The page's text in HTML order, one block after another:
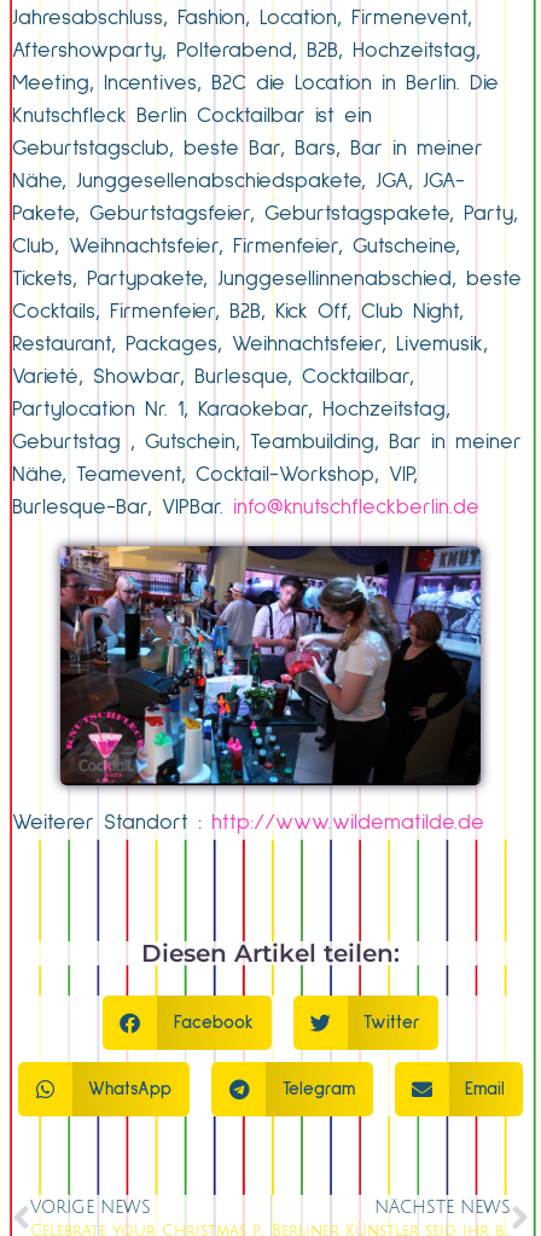
Jahresabschluss, Fashion, Location, Firmenevent,
Aftershowparty, Polterabend, B2B, Hochzeitstag,
Meeting, Incentives, B2C die Location in Berlin. Die
Knutschfleck Berlin Cocktailbar ist ein
Geburtstagsclub, beste Bar, Bars, Bar in meiner
Nähe, Junggesellenabschiedspakete, JGA, JGA-
Pakete, Geburtstagsfeier, Geburtstagspakete, Party,
Club, Weihnachtsfeier, Firmenfeier, Gutscheine,
Tickets, Partypakete, Junggesellinnenabschied, beste
Cocktails, Firmenfeier, B2B, Kick Off, Club Night,
Restaurant, Packages, Weihnachtsfeier, Livemusik,
Varieté, Showbar, Burlesque, Cocktailbar,
Partylocation Nr. 1, Karaokebar, Hochzeitstag,
Geburtstag , Gutschein, Teambuilding, Bar in meiner
Nähe, Teamevent, Cocktail-Workshop, VIP,
Burlesque-Bar, VIPBar. info@knutschfleckberlin.de
Weiterer Standort : http://www.wildematilde.de
Diesen Artikel teilen:
Facebook Twitter
WhatsApp Telegram Email
VORIGE NEWS
Celebrate your Christmas party !
NÄCHSTE NEWS
Berliner Künstler seid ihr bereit ?